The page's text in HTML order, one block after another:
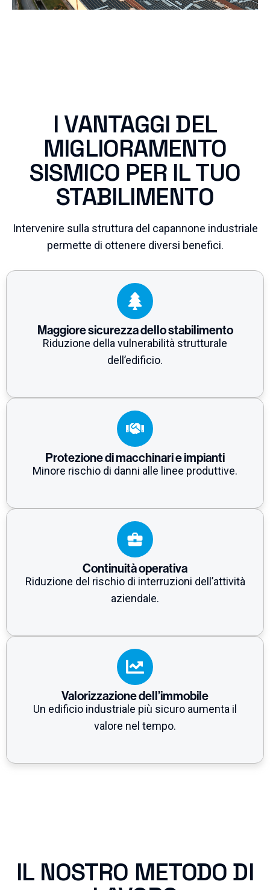
I VANTAGGI DEL
MIGLIORAMENTO
SISMICO PER IL TUO
STABILIMENTO
Intervenire sulla struttura del capannone industriale
permette di ottenere diversi benefici.
Maggiore sicurezza dello stabilimento
Riduzione della vulnerabilità strutturale
dell’edificio.
Protezione di macchinari e impianti
Minore rischio di danni alle linee produttive.
Continuità operativa
Riduzione del rischio di interruzioni dell’attività
aziendale.
Valorizzazione dell’immobile
Un edificio industriale più sicuro aumenta il
valore nel tempo.
IL NOSTRO METODO DI